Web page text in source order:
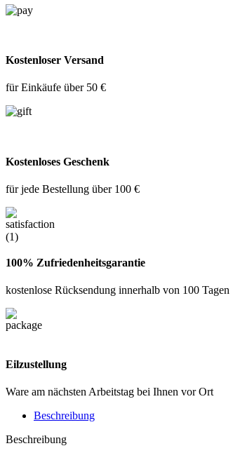
Kostenloser Versand
für Einkäufe über 50 €
Kostenloses Geschenk
für jede Bestellung über 100 €
100% Zufriedenheitsgarantie
kostenlose Rücksendung innerhalb von 100 Tagen
Eilzustellung
Ware am nächsten Arbeitstag bei Ihnen vor Ort
Beschreibung
Beschreibung